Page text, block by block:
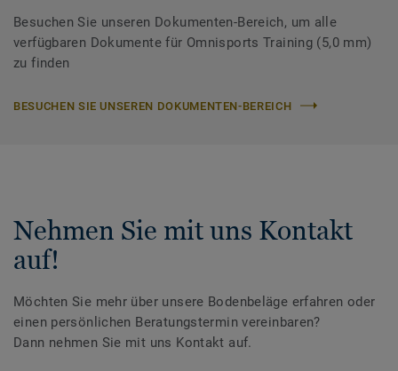
Besuchen Sie unseren Dokumenten-Bereich, um alle
verfügbaren Dokumente für Omnisports Training (5,0 mm)
zu finden
BESUCHEN SIE UNSEREN DOKUMENTEN-BEREICH
Nehmen Sie mit uns Kontakt
auf!
Möchten Sie mehr über unsere Bodenbeläge erfahren oder
einen persönlichen Beratungstermin vereinbaren?
Dann nehmen Sie mit uns Kontakt auf.